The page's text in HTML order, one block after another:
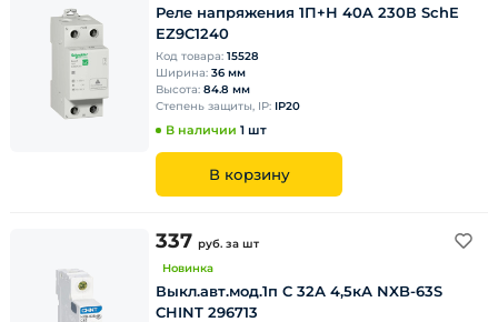
Реле напряжения 1П+Н 40A 230В SchE
EZ9C1240
Код товара: 15528
Ширина: 36 мм
Высота: 84.8 мм
Степень защиты, IP: IP20
В наличии 1 шт
В корзину
337 руб. за шт
Новинка
Выкл.авт.мод.1п C 32А 4,5кА NXB-63S
CHINT 296713